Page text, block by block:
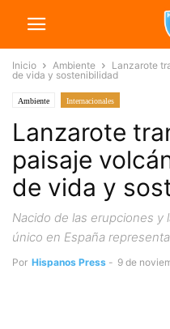
Inicio Ambiente
Lanzarote
de vida y sostenibilidad
Ambiente Internacionales
Lanzarote
paisaje
de vida y
Nacido de las erupciones y
único en España
Por Hispanos Press - 9 de